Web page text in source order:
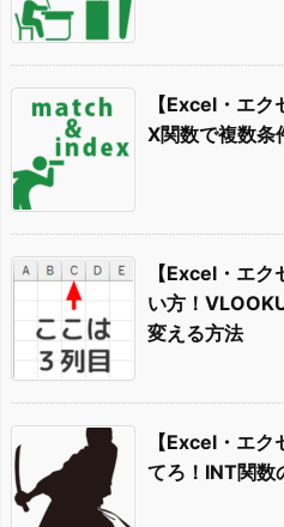
【Excel・エ
X関数で複数条
【Excel・エ
い方！
変える方法
【Excel・エ
てろ！INT関数